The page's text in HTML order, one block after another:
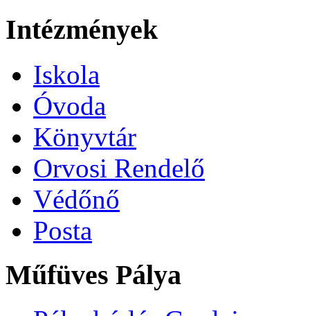
Intézmények
Iskola
Óvoda
Könyvtár
Orvosi Rendelő
Védőnő
Posta
Műfüves Pálya